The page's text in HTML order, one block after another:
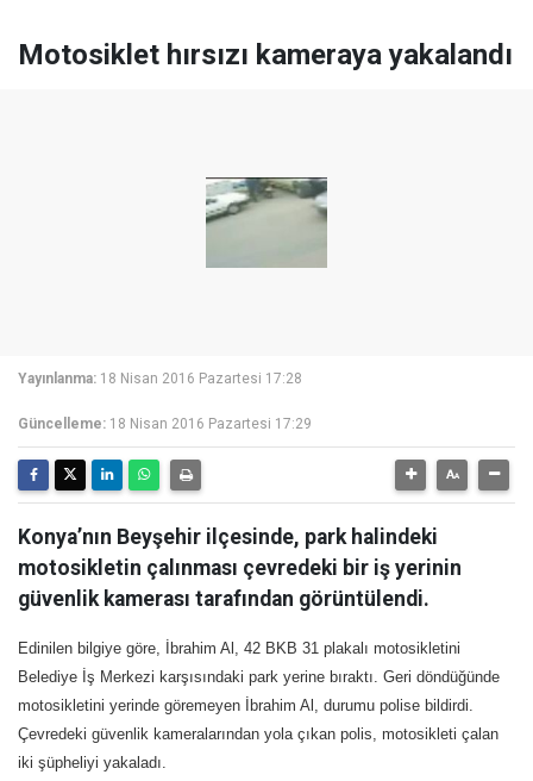
Motosiklet hırsızı kameraya yakalandı
Yayınlanma: 18 Nisan 2016 Pazartesi 17:28
Güncelleme: 18 Nisan 2016 Pazartesi 17:29
Konya’nın Beyşehir ilçesinde, park halindeki
motosikletin çalınması çevredeki bir iş yerinin
güvenlik kamerası tarafından görüntülendi.
Edinilen bilgiye göre, İbrahim Al, 42 BKB 31 plakalı motosikletini
Belediye İş Merkezi karşısındaki park yerine bıraktı. Geri döndüğünde
motosikletini yerinde göremeyen İbrahim Al, durumu polise bildirdi.
Çevredeki güvenlik kameralarından yola çıkan polis, motosikleti çalan
iki şüpheliyi yakaladı.